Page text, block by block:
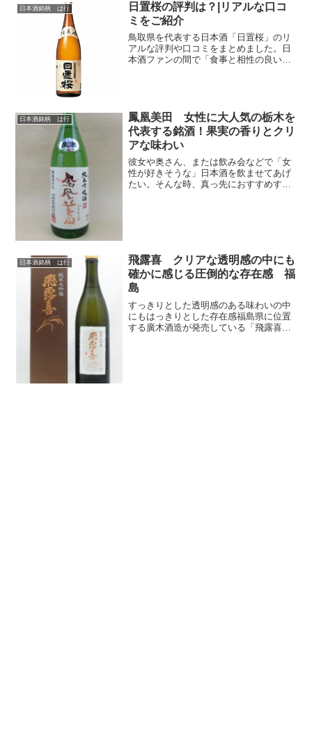
日本酒銘柄 は行
日置桜の評判は？|リアルな口コ
ミをご紹介
鳥取県を代表する日本酒「日置桜」のリ
アルな評判や口コミをまとめました。日
本酒ファンの間で「食事と相性の良いお
日本酒銘柄 は行
鳳凰美田 女性に大人気の栃木を
代表する銘酒！果実の香りとクリ
アな味わい
彼女や奥さん、または飲み会などで「女
性が好きそうな」日本酒を飲ませてあげ
たい。そんな時、真っ先におすすめする
日本酒銘柄 は行
飛露喜 クリアな透明感の中にも
確かに感じる圧倒的な存在感 福
島
すっきりとした透明感のある味わいの中
にもはっきりとした存在感福島県に位置
する廣木酒造が発売している「飛露喜